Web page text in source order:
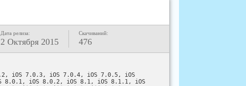
Дата релиза:
2 Октября 2015
Скачиваний:
476
iOS 7.0.3, iOS 7.0.4, iOS 7.0.5, iOS
iOS 8.0.2, iOS 8.1, iOS 8.1.1, iOS